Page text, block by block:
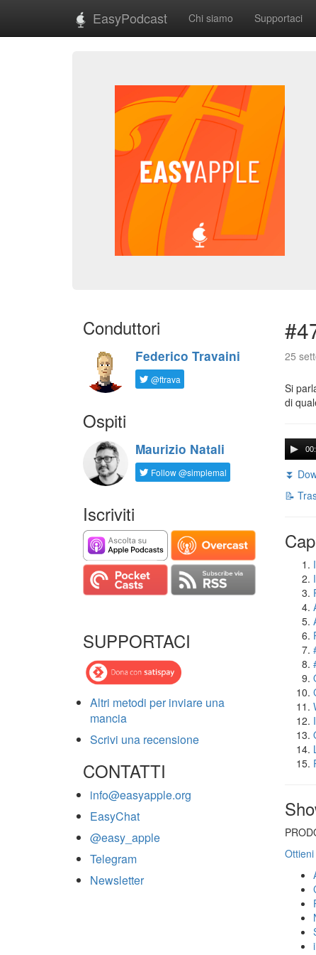
EasyPodcast Chi siamo Supportaci
Conduttori
Federico Travaini
@ftrava
Ospiti
Maurizio Natali
Follow @simplemal
Iscriviti
SUPPORTACI
Altri metodi per inviare una
mancia
Scrivi una recensione
CONTATTI
info@easyapple.org
EasyChat
@easy_apple
Telegram
Newsletter
25
Si
di
⏬
📝